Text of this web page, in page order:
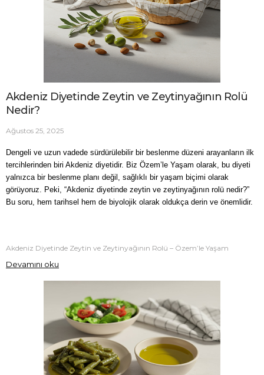
Akdeniz Diyetinde Zeytin ve Zeytinyağının Rolü
Nedir?
Ağustos 25, 2025
Dengeli ve uzun vadede sürdürülebilir bir beslenme düzeni arayanların ilk
tercihlerinden biri Akdeniz diyetidir. Biz Özem’le Yaşam olarak, bu diyeti
yalnızca bir beslenme planı değil, sağlıklı bir yaşam biçimi olarak
görüyoruz. Peki, “Akdeniz diyetinde zeytin ve zeytinyağının rolü nedir?”
Bu soru, hem tarihsel hem de biyolojik olarak oldukça derin ve önemlidir.
Akdeniz Diyetinde Zeytin ve Zeytinyağının Rolü – Özem’le Yaşam
Devamını oku